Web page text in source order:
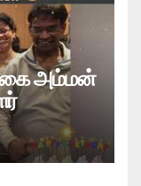
அம்மன்